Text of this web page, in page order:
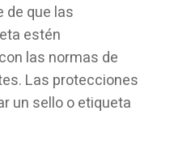
de que las
estén
las normas de
Las protecciones
un sello o etiqueta